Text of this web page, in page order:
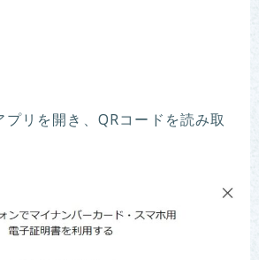
プリを開き、QRコードを読み取